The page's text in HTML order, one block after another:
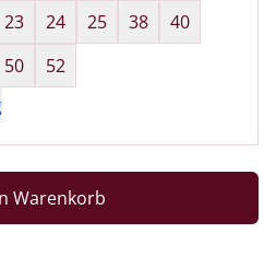
23 24 25 38
40
50
52
Warenkorb